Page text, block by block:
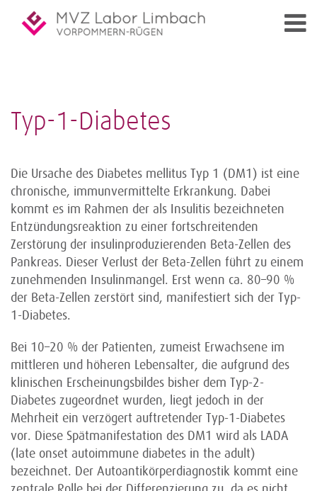
Typ-1-Diabetes
Die Ursache des Diabetes mellitus Typ 1 (DM1) ist eine
chronische, immunvermittelte Erkrankung. Dabei
kommt es im Rahmen der als Insulitis bezeichneten
Entzündungsreaktion zu einer fort­schreitenden
Zerstörung der insulinproduzierenden Beta-Zellen des
Pankreas. Dieser Verlust der Beta-Zellen führt zu einem
zunehmenden Insulinmangel. Erst wenn ca. 80–90 %
der Beta-Zellen zerstört sind, manifestiert sich der Typ-
1-Diabetes.
Bei 10–20 % der Patienten, zumeist Erwachsene im
mittleren und höheren Lebensalter, die aufgrund des
klinischen Erscheinungsbildes bisher dem Typ-2-
Diabetes zugeordnet wurden, liegt jedoch in der
Mehrheit ein verzögert auftretender Typ-1-Diabetes
vor. Diese Spätmanifestation des DM1 wird als LADA
(late onset autoimmune diabetes in the adult)
bezeichnet. Der Autoanti­körperdiagnostik kommt eine